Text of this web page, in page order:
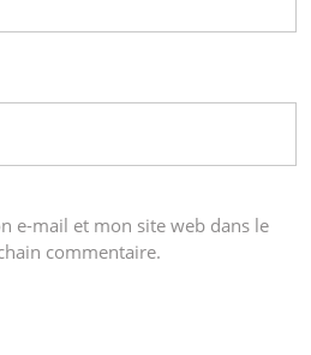
e-mail et mon site web dans le
commentaire.